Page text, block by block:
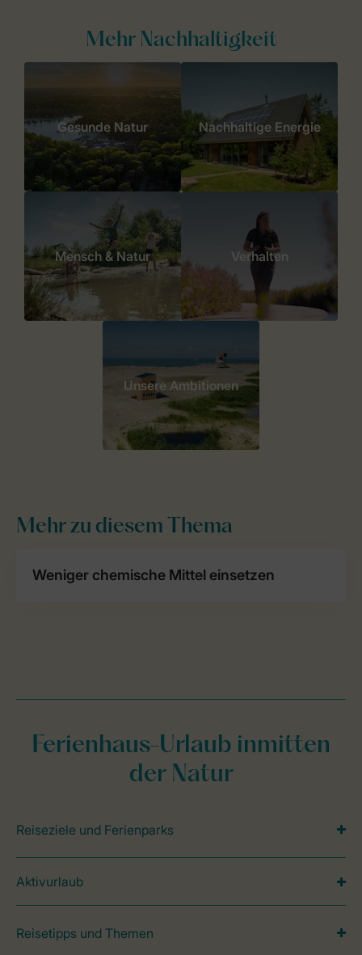
Mehr Nachhaltigkeit
Gesunde Natur Nachhaltige Energie
Mensch & Natur Verhalten
Unsere Ambitionen
Mehr zu diesem Thema
Weniger chemische Mittel einsetzen
Ferienhaus-Urlaub inmitten
der Natur
Reiseziele und Ferienparks
Aktivurlaub
Reisetipps und Themen